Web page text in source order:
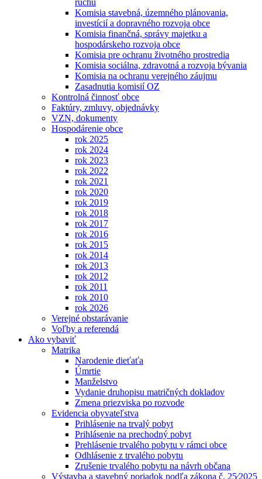
ruchu
Komisia stavebná, územného plánovania,
investícií a dopravného rozvoja obce
Komisia finančná, správy majetku a
hospodárskeho rozvoja obce
Komisia pre ochranu životného prostredia
Komisia sociálna, zdravotná a rozvoja bývania
Komisia na ochranu verejného záujmu
Zasadnutia komisií OZ
Kontrolná činnosť obce
Faktúry, zmluvy, objednávky
VZN, dokumenty
Hospodárenie obce
rok 2025
rok 2024
rok 2023
rok 2022
rok 2021
rok 2020
rok 2019
rok 2018
rok 2017
rok 2016
rok 2015
rok 2014
rok 2013
rok 2012
rok 2011
rok 2010
rok 2026
Verejné obstarávanie
Voľby a referendá
Ako vybaviť
Matrika
Narodenie dieťaťa
Úmrtie
Manželstvo
Vydanie druhopisu matričných dokladov
Zmena priezviska po rozvode
Evidencia obyvateľstva
Prihlásenie na trvalý pobyt
Prihlásenie na prechodný pobyt
Prehlásenie trvalého pobytu v rámci obce
Odhlásenie z trvalého pobytu
Zrušenie trvalého pobytu na návrh občana
Výstavba a stavebný poriadok podľa zákona č. 25⁄2025